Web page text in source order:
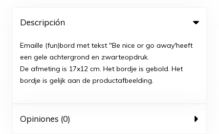
Descripción
Emaille (fun)bord met tekst ''Be nice or go away'heeft
een gele achtergrond en zwarteopdruk.
De afmeting is 17x12 cm. Het bordje is gebold. Het
bordje is gelijk aan de productafbeelding.
Opiniones (0)